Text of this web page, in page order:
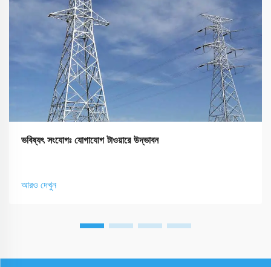
ভবিষ্যৎ সংযোগঃ যোগাযোগ টাওয়ারে উদ্ভাবন
আরও দেখুন